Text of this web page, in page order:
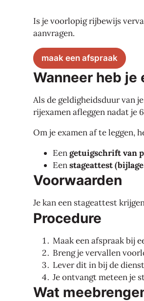
Is je voorlopig rijbewijs
aanvragen.
maak een afspraak
Wanneer heb
Als de geldigheidsduur van
rijexamen afleggen nadat je
Om je examen af te leggen,
Eengetuigschrift van
Eenstageattest
Voorwaarden
Je kan een stageattest
Procedure
Maak een afspraak bij
Breng je vervallen
Lever dit in bij de
Je ontvangt meteen je
Wat